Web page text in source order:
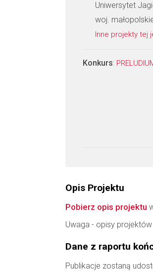
Uniwersytet
woj.
Inne projekty tej
Konkurs:
Opis Projektu
Pobierz opis projektu
Uwaga - opisy
Dane z raportu
Publikacje zostaną